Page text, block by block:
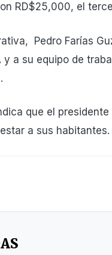
RD$25,000, el
Pedro Farías
y a su equipo de
que el
a sus habitantes.